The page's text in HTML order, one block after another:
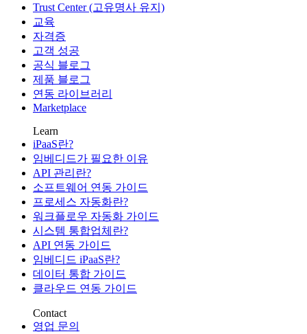
Trust Center (고유명사 유지)
교육
자격증
고객 성공
공식 블로그
제품 블로그
연동 라이브러리
Marketplace
Learn
iPaaS란?
임베디드가 필요한 이유
API 관리란?
소프트웨어 연동 가이드
프로세스 자동화란?
워크플로우 자동화 가이드
시스템 통합업체란?
API 연동 가이드
임베디드 iPaaS란?
데이터 통합 가이드
클라우드 연동 가이드
Contact
영업 문의